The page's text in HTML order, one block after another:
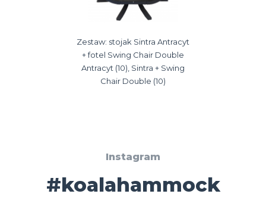
Zestaw: stojak Sintra Antracyt
+ fotel Swing Chair Double
Antracyt (10), Sintra + Swing
Chair Double (10)
Instagram
#koalahammock